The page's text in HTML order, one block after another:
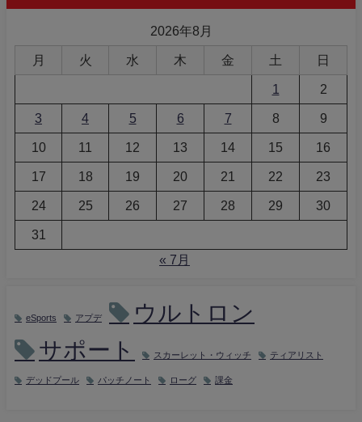
2026年8月
月 火 水 木 金 土 日
1 2
3 4 5 6 7 8 9
10 11 12 13 14 15 16
17 18 19 20 21 22 23
24 25 26 27 28 29 30
31
« 7月
eSports アプデ
ウルトロン
サポート
スカーレット・ウィッチ ティアリスト
デッドプール パッチノート ローグ 課金